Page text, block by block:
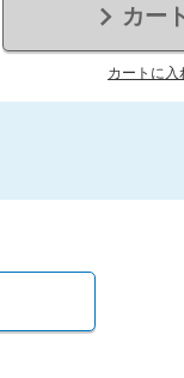
カー
カートに入